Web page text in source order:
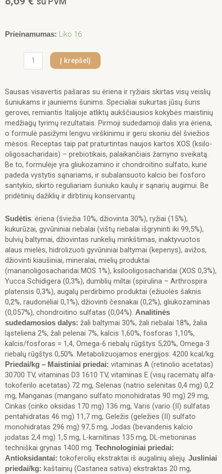
Prieinamumas: Liko 16
produkto
Monge
(ėriena
ir
ryžiai)
0,8kg
Į krepšelį
Sausas visavertis pašaras su ėriena ir ryžiais skirtas visų veislių
šuniukams ir jauniems šunims. Specialiai sukurtas jūsų šuns
gerovei, remiantis Italijoje atliktų aukščiausios kokybės maistinių
medžiagų tyrimų rezultatais. Pirmoji sudedamoji dalis yra ėriena,
o formulė pasižymi lengvu virškinimu ir geru skoniu dėl šviežios
mėsos. Receptas taip pat praturtintas naujos kartos XOS (ksilo-
oligosacharidais) – prebiotikais, palaikančiais žarnyno sveikatą.
Be to, formulėje yra gliukozamino ir chondroitino sulfato, kurie
padeda vystytis sąnariams, ir subalansuoto kalcio bei fosforo
santykio, skirto reguliariam šuniuko kaulų ir sąnarių augimui. Be
pridėtinių dažiklių ir dirbtinių konservantų.
Sudėtis: ėriena (šviežia 10%, džiovinta 30%), ryžiai (15%),
kukurūzai, gyvūniniai riebalai (vištų riebalai išgryninti iki 99,5%),
bulvių baltymai, džiovintas runkelių minkštimas, inaktyvuotos
alaus mielės, hidrolizuoti gyvūniniai baltymai (kepenys), avižos,
džiovinti kiaušiniai, mineralai, mielių produktai
(mananoligosacharidai MOS 1%), ksilooligosacharidai (XOS 0,3%),
Yucca Schidigera (0,3%), dumblių miltai (spirulina – Arthrospira
platensis 0,3%), augalų perdirbimo produktai (ežiuolės šaknis
0,2%, raudonėliai 0,1%), džiovinti česnakai (0,2%), gliukozaminas
(0,057%), chondroitino sulfatas (0,04%). Analitinės
sudedamosios dalys: žali baltymai 30%, žali riebalai 18%, žalia
ląsteliena 2%, žali pelenai 7%, kalcis 1,60%, fosforas 1,10%,
kalcis/fosforas = 1,4, Omega-6 riebalų rūgštys 5,20%, Omega-3
riebalų rūgštys 0,50%. Metabolizuojamos energijos: 4200 kcal/kg.
Priedai/kg – Maistiniai priedai: vitaminas A (retinolio acetatas)
30700 TV, vitaminas D3 1610 TV, vitaminas E (visų racematų alfa-
tokoferilo acetatas) 72 mg, Selenas (natrio selenitas 0,4 mg) 0,2
mg, Manganas (mangano sulfato monohidratas 90 mg) 29 mg,
Cinkas (cinko oksidas 170 mg) 136 mg, Varis (vario (II) sulfatas
pentahidratas 46 mg) 11,7 mg, Geležis (geležies (II) sulfato
monohidratas 296 mg) 97,5 mg, Jodas (bevandenis kalcio
jodatas 2,4 mg) 1,5 mg, L-karnitinas 135 mg, DL-metioninas
techniškai grynas 1400 mg. Technologiniai priedai:
Antioksidantai: tokoferolių ekstraktai iš augalinių aliejų. Jusliniai
priedai/kg: kaštainių (Castanea sativa) ekstraktas 20 mg,